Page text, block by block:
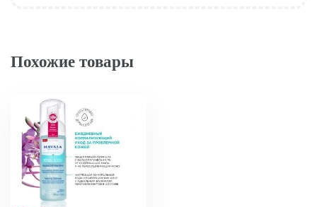
Похожие товары